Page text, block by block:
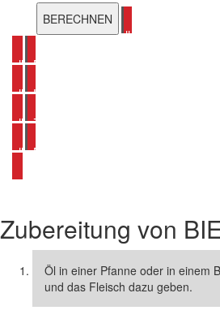
alle Gulasch
alle Bier Rezepte ansehen
alle Karotten Rezepte ansehen
alle Zucchini Rezepte ansehen
alle Bierfleisch Rezepte ansehen
Zubereitung von
Öl in einer Pfanne oder in einem
und das Fleisch dazu geben.